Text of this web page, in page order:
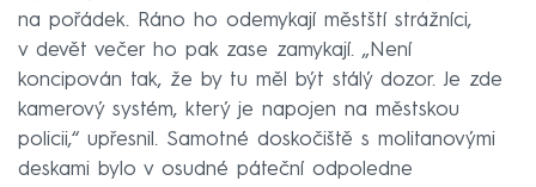
na pořádek. Ráno ho odemykají městští strážníci,
v devět večer ho pak zase zamykají. „Není
koncipován tak, že by tu měl být stálý dozor. Je zde
kamerový systém, který je napojen na městskou
policii,“ upřesnil. Samotné doskočiště s molitanovými
deskami bylo v osudné páteční odpoledne